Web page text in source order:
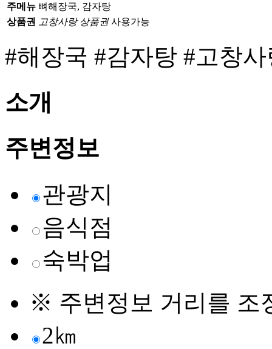
주메뉴 뼈해장국, 감자탕
상품권
고창사랑 상품권사용가능
#해장국 #감자탕 #고창
소개
주변정보
관광지
음식점
숙박업
※ 주변정보 거리를 조
2㎞